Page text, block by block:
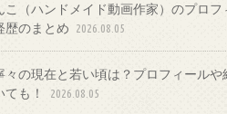
こ（ハンドメイド動画作家）のプロフ
歴のまとめ
2026.08.05
々の現在と若い頃は？プロフィールや
ても！
2026.08.05